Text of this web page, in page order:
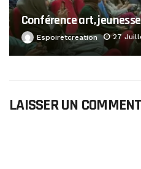
Conférence art,
Espoiretcreation 27
LAISSER UN